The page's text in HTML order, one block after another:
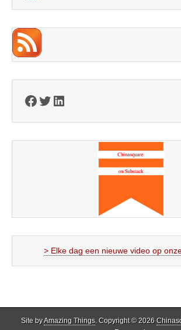
Facebook
Twitter
LinkedIn
> Elke dag een nieuwe video op
Site byAmazing Things. Copyright © 2026